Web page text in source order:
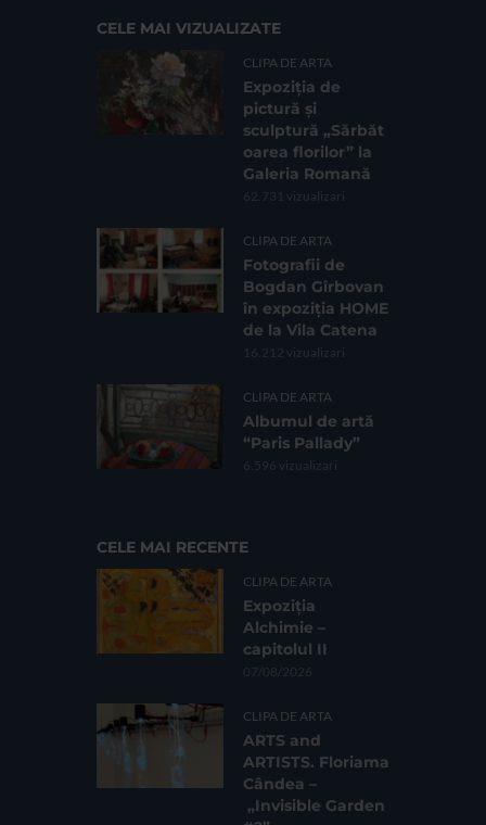
CELE MAI VIZUALIZATE
CLIPA DE ARTA
Expoziția de
pictură și
sculptură „Sărbăt
oarea florilor” la
Galeria Romană
62.731 vizualizari
CLIPA DE ARTA
Fotografii de
Bogdan Gîrbovan
în expoziția HOME
de la Vila Catena
16.212 vizualizari
CLIPA DE ARTA
Albumul de artă
“Paris Pallady”
6.596 vizualizari
CELE MAI RECENTE
CLIPA DE ARTA
Expoziția
Alchimie –
capitolul II
07/08/2026
CLIPA DE ARTA
ARTS and
ARTISTS. Floriama
Cândea –
„Invisible Garden